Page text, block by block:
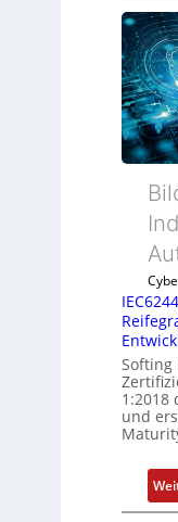
Softing
1:2018
und